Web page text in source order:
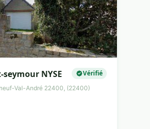
NYSE Vérifié
Val-André 22400, (22400)